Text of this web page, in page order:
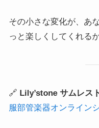
その小さな変化が、あ
っと楽しくしてくれる
🔗 Lily’stone サムレス
服部管楽器オンライン